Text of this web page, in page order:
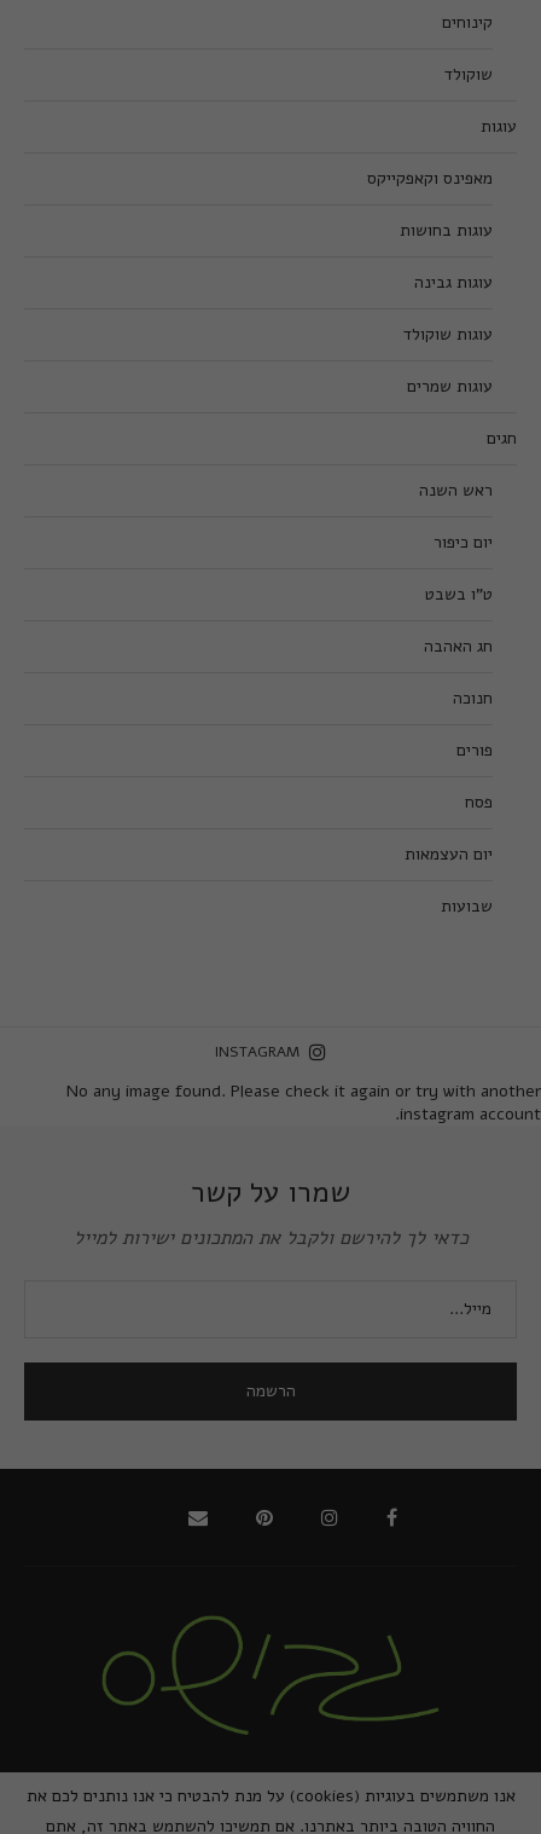
קינוחים
שוקולד
עוגות
מאפינס וקאפקייקס
עוגות בחושות
עוגות גבינה
עוגות שוקולד
עוגות שמרים
חגים
ראש השנה
יום כיפור
ט”ו בשבט
חג האהבה
חנוכה
פורים
פסח
יום העצמאות
שבועות
INSTAGRAM
No any image found. Please check it again or try with another
instagram account.
שמרו על קשר
כדאי לך להירשם ולקבל את המתכונים ישירות למייל
אנו משתמשים בעוגיות (cookies) על מנת להבטיח כי אנו נותנים לכם את
החוויה הטובה ביותר באתרנו. אם תמשיכו להשתמש באתר זה, אתם